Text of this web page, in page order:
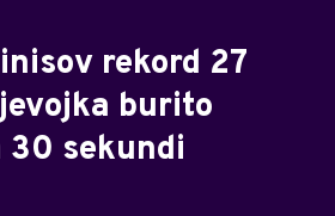
rekord 27
burito
sekundi